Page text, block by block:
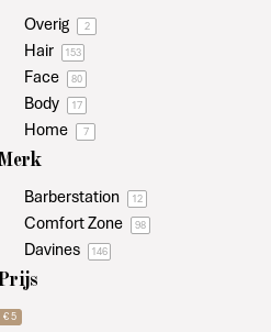
Overig 2
Hair 153
Face 80
Body 17
Home 7
Barberstation 12
Comfort Zone 98
Davines 146
€ 5